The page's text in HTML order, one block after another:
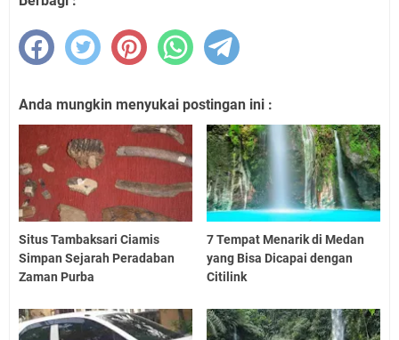
Anda mungkin menyukai postingan ini :
Situs Tambaksari Ciamis
Simpan Sejarah Peradaban
Zaman Purba
7 Tempat Menarik di Medan
yang Bisa Dicapai dengan
Citilink